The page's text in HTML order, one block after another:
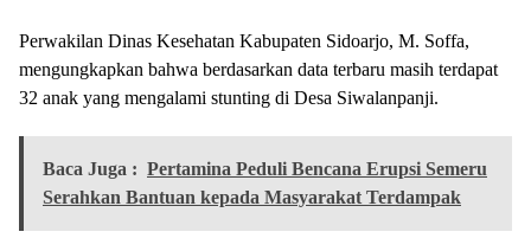
Perwakilan Dinas Kesehatan Kabupaten Sidoarjo, M. Soffa,
mengungkapkan bahwa berdasarkan data terbaru masih terdapat
32 anak yang mengalami stunting di Desa Siwalanpanji.
Baca Juga : Pertamina Peduli Bencana Erupsi Semeru
Serahkan Bantuan kepada Masyarakat Terdampak